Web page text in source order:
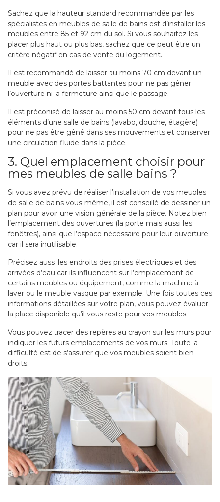
Sachez que la hauteur standard recommandée par les
spécialistes en meubles de salle de bains est d’installer les
meubles entre 85 et 92 cm du sol. Si vous souhaitez les
placer plus haut ou plus bas, sachez que ce peut être un
critère négatif en cas de vente du logement.
Il est recommandé de laisser au moins 70 cm devant un
meuble avec des portes battantes pour ne pas gêner
l’ouverture ni la fermeture ainsi que le passage.
Il est préconisé de laisser au moins 50 cm devant tous les
éléments d’une salle de bains (lavabo, douche, étagère)
pour ne pas être gêné dans ses mouvements et conserver
une circulation fluide dans la pièce.
3. Quel emplacement choisir pour
mes meubles de salle bains ?
Si vous avez prévu de réaliser l’installation de vos meubles
de salle de bains vous-même, il est conseillé de dessiner un
plan pour avoir une vision générale de la pièce. Notez bien
l’emplacement des ouvertures (la porte mais aussi les
fenêtres), ainsi que l’espace nécessaire pour leur ouverture
car il sera inutilisable.
Précisez aussi les endroits des prises électriques et des
arrivées d’eau car ils influencent sur l’emplacement de
certains meubles ou équipement, comme la machine à
laver ou le meuble vasque par exemple. Une fois toutes ces
informations détaillées sur votre plan, vous pouvez évaluer
la place disponible qu’il vous reste pour vos meubles.
Vous pouvez tracer des repères au crayon sur les murs pour
indiquer les futurs emplacements de vos murs. Toute la
difficulté est de s’assurer que vos meubles soient bien
droits.